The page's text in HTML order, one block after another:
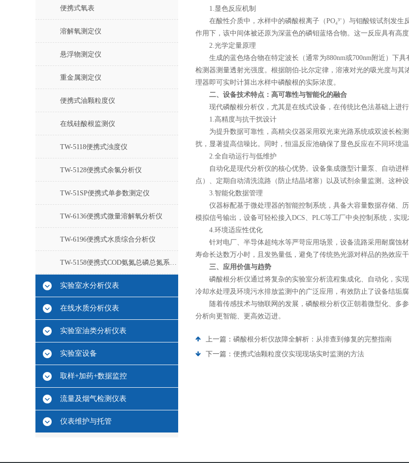
便携式氧表
溶解氧测定仪
悬浮物测定仪
重金属测定仪
便携式油颗粒度仪
在线硅酸根监测仪
TW-5118便携式浊度仪
TW-5128便携式余氯分析仪
TW-51SP便携式单参数测定仪
TW-6136便携式微量溶解氧分析仪
TW-6196便携式水质综合分析仪
TW-5158便携式COD氨氮总磷总氮系列测定仪
实验室水分析仪表
在线水质分析仪表
实验室油类分析仪表
实验室设备
取样+加药+数据监控
流量及烟气检测仪表
仪表维护与托管
1.显色反应机制
在酸性介质中，水样中的磷酸根离子（PO₄³⁻）与钼酸铵试剂发生
作用下，该中间体被还原为深蓝色的磷钼蓝络合物。这一反应具有高
2.光学定量原理
生成的蓝色络合物在特定波长（通常为880nm或700nm附近）下
检测器测量透射光强度。根据朗伯-比尔定律，溶液对光的吸光度与
理器即可实时计算出水样中磷酸根的实际浓度。
二、设备技术特点：高可靠性与智能化的融合
现代磷酸根分析仪，尤其是在线式设备，在传统比色法基础上进行
1.高精度与抗干扰设计
为提升数据可靠性，高精尖仪器采用双光束光路系统或双波长检
扰，显著提高信噪比。同时，恒温反应池确保了显色反应在不同环境
2.全自动运行与低维护
自动化是现代分析仪的核心优势。设备集成微型计量泵、自动进
点）、定期自动清洗流路（防止结晶堵塞）以及试剂余量监测。这种
3.智能化数据管理
仪器标配基于微处理器的智能控制系统，具备大容量数据存储、历
模拟信号输出，设备可轻松接入DCS、PLC等工厂中央控制系统，实
4.环境适应性优化
针对电厂、半导体超纯水等严苛应用场景，设备流路采用耐腐蚀材
寿命长达数万小时，且发热量低，避免了传统热光源对样品的热效应
三、应用价值与趋势
磷酸根分析仪通过将复杂的实验室分析流程集成化、自动化，实现
冷却水处理及环境污水排放监测中的广泛应用，有效防止了设备结垢
随着传感技术与物联网的发展，磷酸根分析仪正朝着微型化、多
分析向更智能、更高效迈进。
上一篇： 磷酸根分析仪故障全解析：从排查到修复的完整指南
下一篇： 便携式油颗粒度仪实现现场实时监测的方法